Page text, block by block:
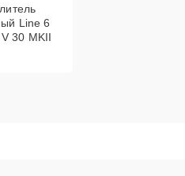
Line 6
30 MKII